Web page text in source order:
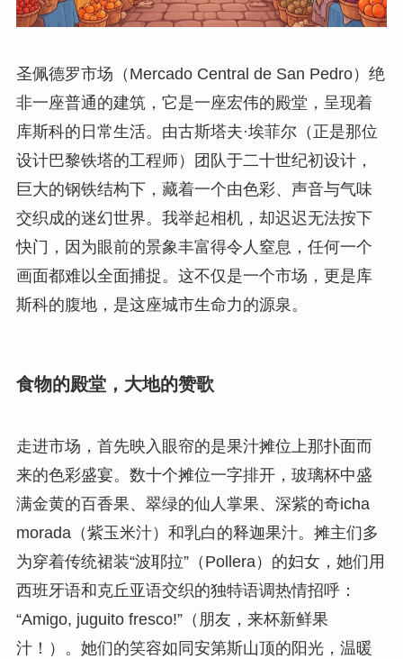
圣佩德罗市场（Mercado Central de San Pedro）绝
非一座普通的建筑，它是一座宏伟的殿堂，呈现着
库斯科的日常生活。由古斯塔夫·埃菲尔（正是那位
设计巴黎铁塔的工程师）团队于二十世纪初设计，
巨大的钢铁结构下，藏着一个由色彩、声音与气味
交织成的迷幻世界。我举起相机，却迟迟无法按下
快门，因为眼前的景象丰富得令人窒息，任何一个
画面都难以全面捕捉。这不仅是一个市场，更是库
斯科的腹地，是这座城市生命力的源泉。
食物的殿堂，大地的赞歌
走进市场，首先映入眼帘的是果汁摊位上那扑面而
来的色彩盛宴。数十个摊位一字排开，玻璃杯中盛
满金黄的百香果、翠绿的仙人掌果、深紫的奇icha
morada（紫玉米汁）和乳白的释迦果汁。摊主们多
为穿着传统裙装“波耶拉”（Pollera）的妇女，她们用
西班牙语和克丘亚语交织的独特语调热情招呼：
“Amigo, juguito fresco!”（朋友，来杯新鲜果
汁！）。她们的笑容如同安第斯山顶的阳光，温暖